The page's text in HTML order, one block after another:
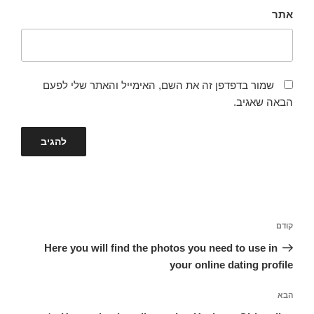
אתר
שמור בדפדפן זה את השם, האימייל והאתר שלי לפעם
הבאה שאגיב.
הפוסט
הקודם
קודם
Here you will find the photos you need to use in
your online dating profile
הפוסט
הבא